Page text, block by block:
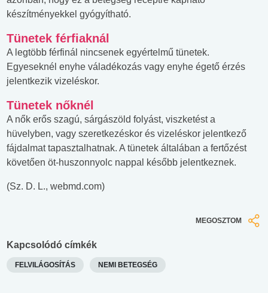
készítményekkel gyógyítható.
Tünetek férfiaknál
A legtöbb férfinál nincsenek egyértelmű tünetek.
Egyeseknél enyhe váladékozás vagy enyhe égető érzés
jelentkezik vizeléskor.
Tünetek nőknél
A nők erős szagú, sárgászöld folyást, viszketést a
hüvelyben, vagy szeretkezéskor és vizeléskor jelentkező
fájdalmat tapasztalhatnak. A tünetek általában a fertőzést
követően öt-huszonnyolc nappal később jelentkeznek.
(Sz. D. L., webmd.com)
MEGOSZTOM
Kapcsolódó címkék
FELVILÁGOSÍTÁS NEMI BETEGSÉG